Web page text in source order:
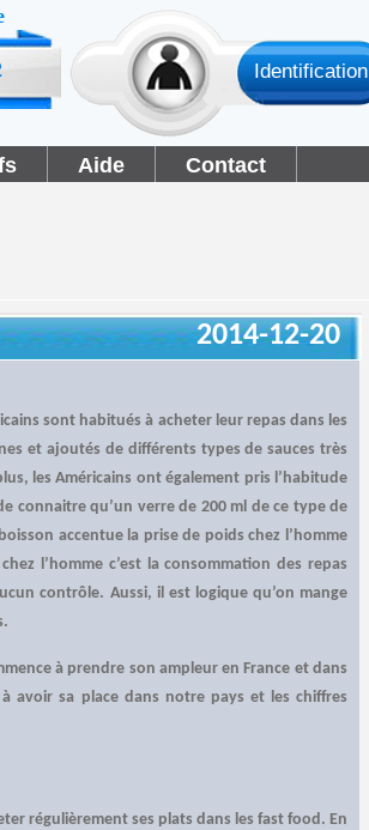
Identification
Aide Contact
2014-12-20
sont habitués à acheter leur repas dans les
et ajoutés de différents types de sauces très
les Américains ont également pris l’habitude
connaitre qu’un verre de 200 ml de ce type de
accentue la prise de poids chez l’homme
l’homme c’est la consommation des repas
contrôle. Aussi, il est logique qu’on mange
à prendre son ampleur en France et dans
avoir sa place dans notre pays et les chiffres
régulièrement ses plats dans les fast food. En